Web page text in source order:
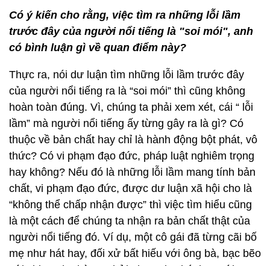
Có ý kiến cho rằng, việc tìm ra những lỗi lầm
trước đây của người nổi tiếng là "soi mói", anh
có bình luận gì về quan điểm này?
Thực ra, nói dư luận tìm những lỗi lầm trước đây
của người nổi tiếng ra là “soi mói” thì cũng không
hoàn toàn đúng. Vì, chúng ta phải xem xét, cái “ lỗi
lầm” mà người nổi tiếng ấy từng gây ra là gì? Có
thuộc về bản chất hay chỉ là hành động bột phát, vô
thức? Có vi phạm đạo đức, pháp luật nghiêm trọng
hay không? Nếu đó là những lỗi lầm mang tính bản
chất, vi phạm đạo đức, được dư luận xã hội cho là
“không thể chấp nhận được” thì việc tìm hiểu cũng
là một cách để chúng ta nhận ra bản chất thật của
người nổi tiếng đó. Ví dụ, một cô gái đã từng cãi bố
mẹ như hát hay, đối xử bất hiếu với ông bà, bạc bẽo